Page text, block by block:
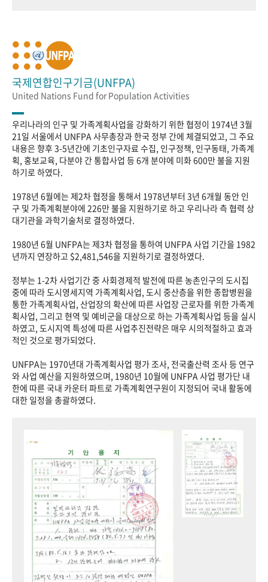
국제연합인구기금(UNFPA)
United Nations Fund for Population Activities
우리나라의 인구 및 가족계획사업을 강화하기 위한 협정이 1974년 3월
21일 서울에서 UNFPA 사무총장과 한국 정부 간에 체결되었고, 그 주요
내용은 향후 3-5년간에 기초인구자료 수집, 인구정책, 인구동태, 가족계
획, 홍보교육, 다분야 간 통합사업 등 6개 분야에 미화 600만 불을 지원
하기로 하였다.
1978년 6월에는 제2차 협정을 통해서 1978년부터 3년 6개월 동안 인
구 및 가족계획분야에 226만 불을 지원하기로 하고 우리나라 측 협력 상
대기관을 과학기술처로 결정하였다.
1980년 6월 UNFPA는 제3차 협정을 통하여 UNFPA 사업 기간을 1982
년까지 연장하고 $2,481,546을 지원하기로 결정하였다.
정부는 1-2차 사업기간 중 사회경제적 발전에 따른 농촌인구의 도시집
중에 따라 도시영세지역 가족계획사업, 도시 중산층을 위한 종합병원을
통한 가족계획사업, 산업장의 확산에 따른 사업장 근로자를 위한 가족계
획사업, 그리고 현역 및 예비군을 대상으로 하는 가족계획사업 등을 실시
하였고, 도시지역 특성에 따른 사업추진전략은 매우 시의적절하고 효과
적인 것으로 평가되었다.
UNFPA는 1970년대 가족계획사업 평가 조사, 전국출산력 조사 등 연구
와 사업 예산을 지원하였으며, 1980년 10월에 UNFPA 사업 평가단 내
한에 따른 국내 카운터 파트로 가족계획연구원이 지정되어 국내 활동에
대한 일정을 총괄하였다.